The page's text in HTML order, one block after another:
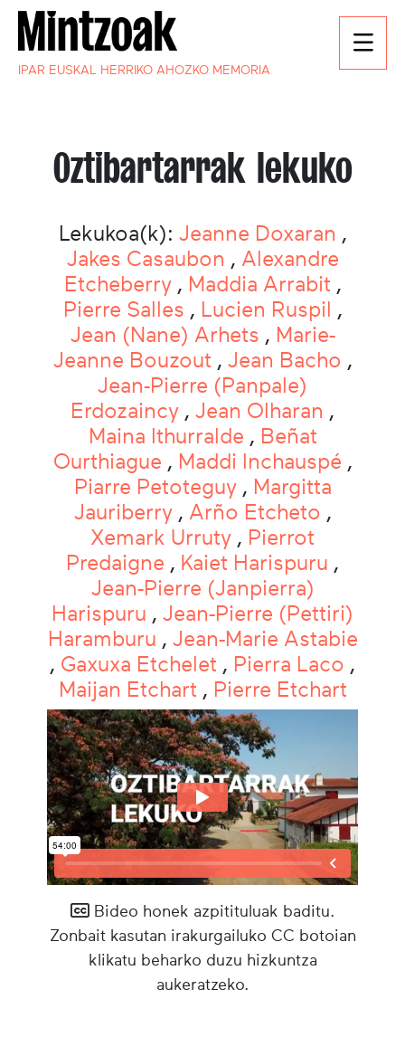
IPAR EUSKAL HERRIKO AHOZKO MEMORIA
Oztibartarrak lekuko
Lekukoa(k): Jeanne Doxaran ,
Jakes Casaubon , Alexandre
Etcheberry , Maddia Arrabit ,
Pierre Salles , Lucien Ruspil ,
Jean (Nane) Arhets , Marie-
Jeanne Bouzout , Jean Bacho ,
Jean-Pierre (Panpale)
Erdozaincy , Jean Olharan ,
Maina Ithurralde , Beñat
Ourthiague , Maddi Inchauspé ,
Piarre Petoteguy , Margitta
Jauriberry , Arño Etcheto ,
Xemark Urruty , Pierrot
Predaigne , Kaiet Harispuru ,
Jean-Pierre (Janpierra)
Harispuru , Jean-Pierre (Pettiri)
Haramburu , Jean-Marie Astabie
, Gaxuxa Etchelet , Pierra Laco ,
Maijan Etchart , Pierre Etchart
Bideo honek azpitituluak baditu.
Zonbait kasutan irakurgailuko CC botoian
klikatu beharko duzu hizkuntza
aukeratzeko.